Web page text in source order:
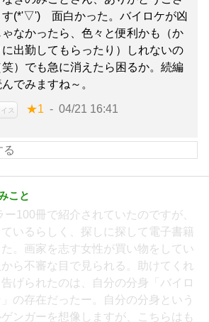
す(*'▽') 面白かった。バイロケが凶
ゃなかったら、色々と便利かも（か
に出勤してもらったり）しれないの
笑）でも急に消えたら困るか。続編
んでみますね～。
ス ★1 04/21 16:41
こと
ー100冊で紹介されていたのですが、
いるらしく、探しに探して電子書籍
。画家を志す女性が買い物をしてい
ら不審な目で見られる。助けてくれ
げられたのは、自分の分身「バイロ
の存在だったー。自分の分身という
ンガーを想像しますが、こちらはも